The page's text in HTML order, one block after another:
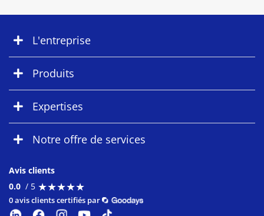
L'entreprise
Produits
Expertises
Notre offre de services
Avis clients
0.0 / 5 ★★★★★
★★★★★
0 avis clients certifiés par